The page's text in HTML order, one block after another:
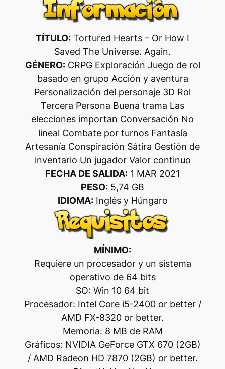
TÍTULO: Tortured Hearts – Or How I
Saved The Universe. Again.
GÉNERO:CRPG Exploración Juego de rol
basado en grupo Acción y aventura
Personalización del personaje 3D Rol
Tercera Persona Buena trama Las
elecciones importan Conversación No
lineal Combate por turnos Fantasía
Artesanía Conspiración Sátira Gestión de
inventario Un jugador Valor continuo
FECHA DE SALIDA: 1 MAR 2021
PESO: 5,74 GB
IDIOMA:Inglés y Húngaro
MÍNIMO:
Requiere un procesador y un sistema
operativo de 64 bits
SO: Win 10 64 bit
Procesador: Intel Core i5-2400 or better /
AMD FX-8320 or better.
Memoria: 8 MB de RAM
Gráficos: NVIDIA GeForce GTX 670 (2GB)
/ AMD Radeon HD 7870 (2GB) or better.